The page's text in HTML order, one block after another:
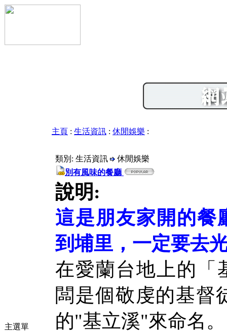
主選單
主頁 : 生活資訊 : 休閒娛樂 :
類別: 生活資訊
休閒娛樂
別有風味的餐廳
說明:
這是朋友家開的餐
到埔里，一定要去
在愛蘭台地上的「
闆是個敬虔的基督
的"基立溪"來命名。